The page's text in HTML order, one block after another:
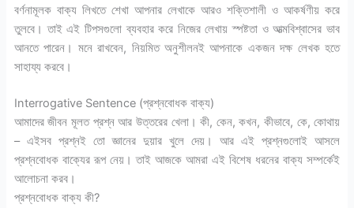
বর্ণনামূলক বাক্য লিখতে শেখা আপনার লেখাকে আরও শক্তিশালী ও আকর্ষণীয় করে
তুলবে। তাই এই টিপসগুলো ব্যবহার করে নিজের লেখায় স্পষ্টতা ও আত্মবিশ্বাসের ভাব
আনতে পারেন। মনে রাখবেন, নিয়মিত অনুশীলনই আপনাকে একজন দক্ষ লেখক হতে
সাহায্য করবে।
Interrogative Sentence (প্রশ্নবোধক বাক্য)
আমাদের জীবন মূলত প্রশ্ন আর উত্তরের খেলা। কী, কেন, কখন, কীভাবে, কে, কোথায়
– এইসব প্রশ্নই তো জ্ঞানের দুয়ার খুলে দেয়। আর এই প্রশ্নগুলোই আসলে
প্রশ্নবোধক বাক্যের রূপ নেয়। তাই আজকে আমরা এই বিশেষ ধরনের বাক্য সম্পর্কেই
আলোচনা করব।
প্রশ্নবোধক বাক্য কী?